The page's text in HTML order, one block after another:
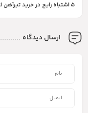
۵ اشتباه رایج در خرید تیرآهن از بازار تهران که پروژه را گران‌تر می‌کند
ارسال دیدگاه